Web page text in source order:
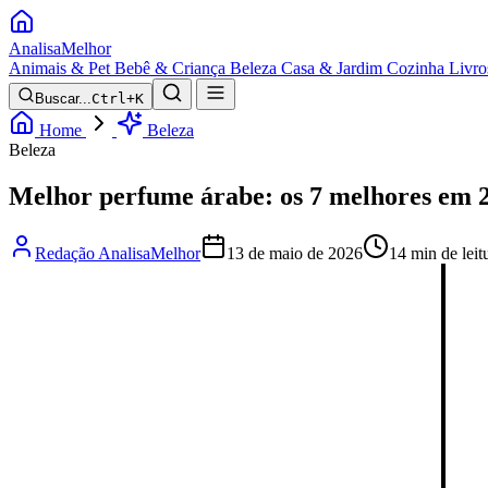
AnalisaMelhor
Animais & Pet Bebê & Criança Beleza Casa & Jardim Cozinha
Buscar...Ctrl+K
Home
Beleza
Beleza
Melhor perfume árabe: os 7 melhores em
Redação AnalisaMelhor 13 de maio de 2026 14 min de